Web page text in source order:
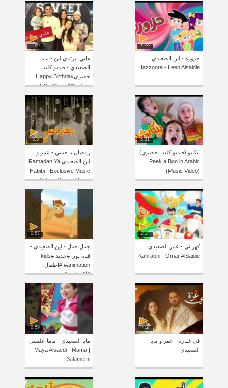
1:28
حزورة - لين الصعيدي
Hazzoora - Leen Alsaidie
1:26
هابي بيرثدي لين - مايا
الصعيدي - فيديو كليب
حصريHappy Birthday
LEEN - Maya AlSaidie -
Exclusive Clip
3:31
بيكابو (فيديو كليب حصري)
Peek a Boo in Arabic
(Music Video)
3:5
رمضان يا حبيبي - عمر و
لين الصعيدي Ramadan Ya
Habibi - Exclusive Music
Video- Omar & Leen
AlSaidie
2:14
كهربني - عمر الصعيدي
Kahrabni - Omar AlSaidie
0:57
جمل جمل - لين الصعيدي -
قناة نون #جديد #kids
#animation #اطفال
#اكسبلور #cartoon #ترند
4:2
في غــ زة - عمر و مايا
الصعيدي
0:59
مايا الصعيدي - ماما علمتني
| Maya Alsaedi - Mama
3alametni